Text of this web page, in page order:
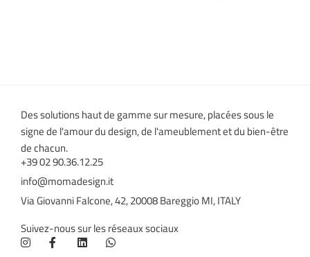
Des solutions haut de gamme sur mesure, placées sous le
signe de l'amour du design, de l'ameublement et du bien-être
de chacun.
+39 02 90.36.12.25
info@momadesign.it
Via Giovanni Falcone, 42, 20008 Bareggio MI, ITALY
Suivez-nous sur les réseaux sociaux